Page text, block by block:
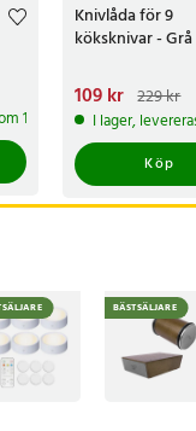
1-2 vardagar
Knivlåda för 9
köksknivar - Grå
Nuvarande pris
109 krTidigare
229 kr
109 kr 229 kr
I lager,
Köp
BÄSTSÄLJARE